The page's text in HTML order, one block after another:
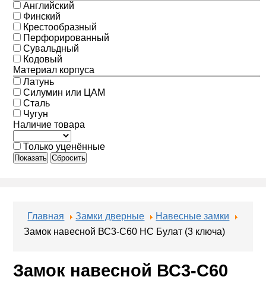
Английский
Финский
Крестообразный
Перфорированный
Сувальдный
Кодовый
Материал корпуса
Латунь
Силумин или ЦАМ
Сталь
Чугун
Наличие товара
Только уценённые
Показать Сбросить
Главная Замки дверные
Навесные замки
Замок навесной ВС3-С60 НС Булат (3 ключа)
Замок навесной ВС3-С60